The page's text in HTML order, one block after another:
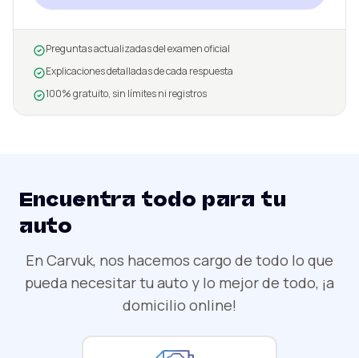
Preguntas actualizadas del examen oficial
Explicaciones detalladas de cada respuesta
100% gratuito, sin límites ni registros
Encuentra todo para tu
auto
En Carvuk, nos hacemos cargo de todo lo que
pueda necesitar tu auto y lo mejor de todo, ¡a
domicilio online!